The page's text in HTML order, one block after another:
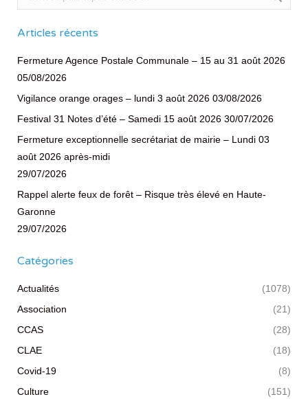
Articles récents
Fermeture Agence Postale Communale – 15 au 31 août 2026
05/08/2026
Vigilance orange orages – lundi 3 août 2026 03/08/2026
Festival 31 Notes d’été – Samedi 15 août 2026 30/07/2026
Fermeture exceptionnelle secrétariat de mairie – Lundi 03
août 2026 après-midi
29/07/2026
Rappel alerte feux de forêt – Risque très élevé en Haute-
Garonne
29/07/2026
Catégories
Actualités
(1078)
Association
(21)
CCAS
(28)
CLAE
(18)
Covid-19
(8)
Culture
(151)